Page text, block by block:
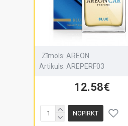
Zīmols: AREON
Artikuls: AREPERF03
12.58€
NOPIRKT